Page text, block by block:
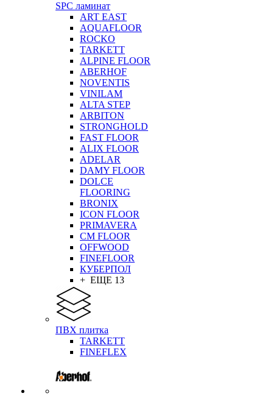
SPC ламинат
ART EAST
AQUAFLOOR
ROCKO
TARKETT
ALPINE FLOOR
ABERHOF
NOVENTIS
VINILAM
ALTA STEP
ARBITON
STRONGHOLD
FAST FLOOR
ALIX FLOOR
ADELAR
DAMY FLOOR
DOLCE
FLOORING
BRONIX
ICON FLOOR
PRIMAVERA
CM FLOOR
OFFWOOD
FINEFLOOR
КУБЕРПОЛ
+ ЕЩЕ 13
ПВХ плитка
TARKETT
FINEFLEX